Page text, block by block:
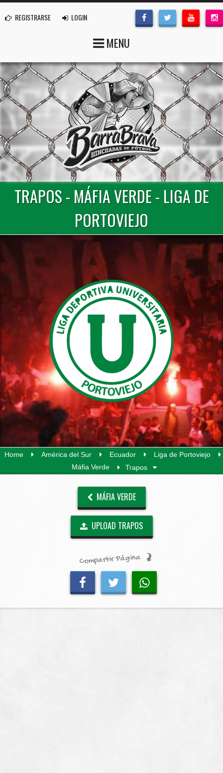
REGISTRARSE LOGIN
MENU
TRAPOS - MÁFIA VERDE - LIGA DE
PORTOVIEJO
Home América del Sur Ecuador
Liga de Portoviejo
Máfia Verde
Trapos
MÁFIA VERDE
UPLOAD TRAPOS
Compartir Página